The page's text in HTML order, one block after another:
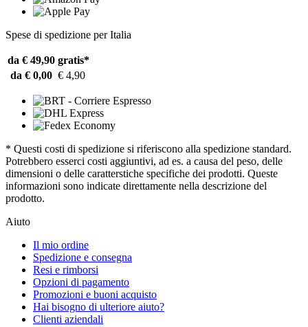
Spese di spedizione per Italia
da € 49,90 gratis*
da € 0,00 € 4,90
* Questi costi di spedizione si riferiscono alla spedizione standard.
Potrebbero esserci costi aggiuntivi, ad es. a causa del peso, delle
dimensioni o delle caratterstiche specifiche dei prodotti. Queste
informazioni sono indicate direttamente nella descrizione del
prodotto.
Aiuto
Il mio ordine
Spedizione e consegna
Resi e rimborsi
Opzioni di pagamento
Promozioni e buoni acquisto
Hai bisogno di ulteriore aiuto?
Clienti aziendali